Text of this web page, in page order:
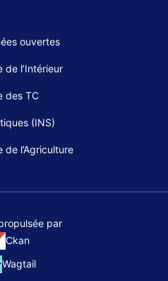
ouvertes
de l’Intérieur
des TC
(INS)
l’Agriculture
par
Ckan
Wagtail